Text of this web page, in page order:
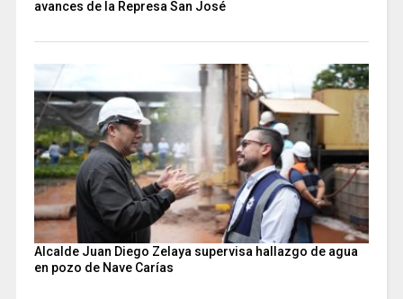
avances de la Represa San José
Alcalde Juan Diego Zelaya supervisa hallazgo de agua
en pozo de Nave Carías